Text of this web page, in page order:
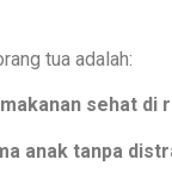
tua adalah:
sehat di
anak tanpa